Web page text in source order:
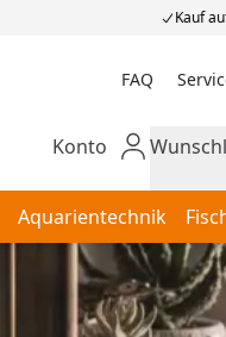
Kauf
FAQ
Mein Konto
Konto
Aquarientechnik